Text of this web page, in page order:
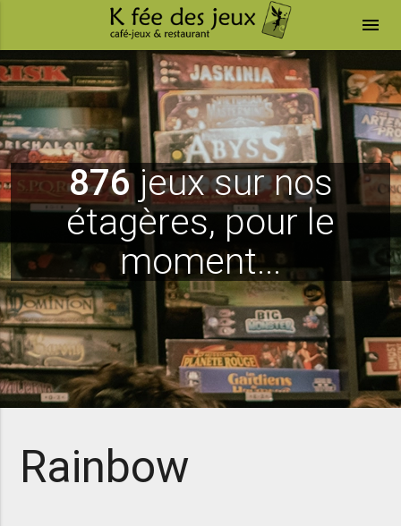
menu
876jeux sur nos
étagères, pour le
moment...
Rainbow